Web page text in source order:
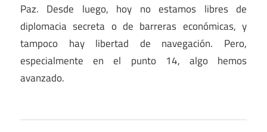
Paz. Desde luego, hoy no estamos libres de
diplomacia secreta o de barreras económicas, y
tampoco hay libertad de navegación. Pero,
especialmente en el punto 14, algo hemos
avanzado.